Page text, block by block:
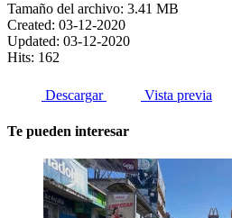
Tamaño del archivo: 3.41 MB
Created: 03-12-2020
Updated: 03-12-2020
Hits: 162
Descargar Vista previa
Te pueden interesar